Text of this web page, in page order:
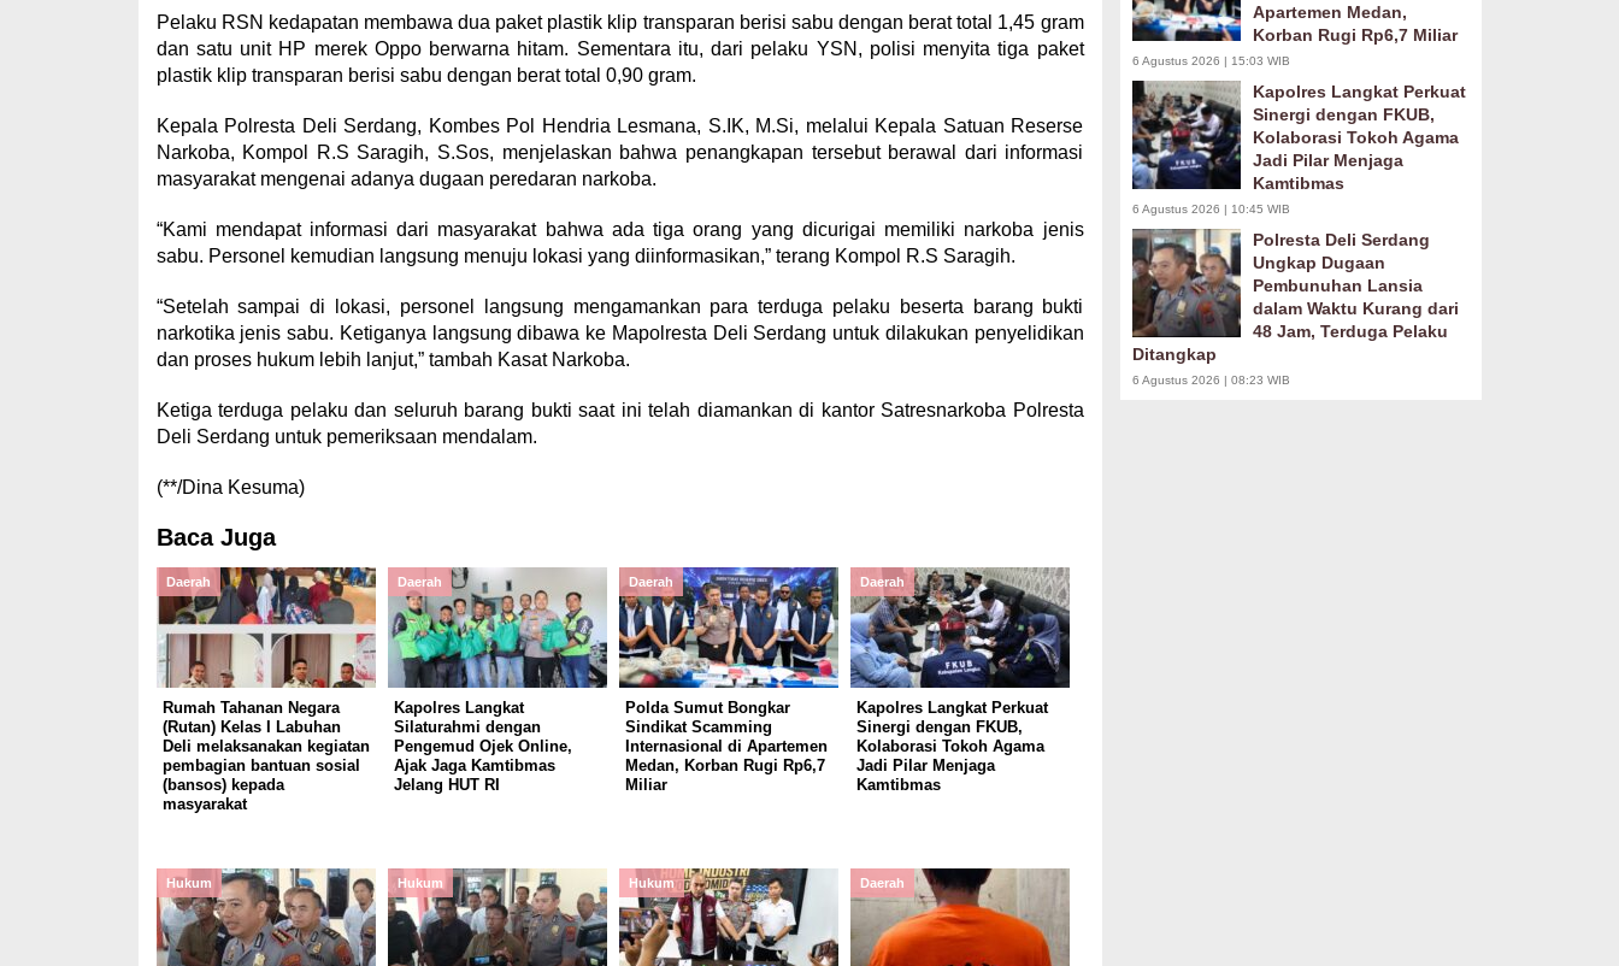
Pelaku RSN kedapatan membawa dua paket plastik klip transparan berisi sabu dengan berat total 1,45 gram
dan satu unit HP merek Oppo berwarna hitam. Sementara itu, dari pelaku YSN, polisi menyita tiga paket
plastik klip transparan berisi sabu dengan berat total 0,90 gram.
Kepala Polresta Deli Serdang, Kombes Pol Hendria Lesmana, S.IK, M.Si, melalui Kepala Satuan Reserse
Narkoba, Kompol R.S Saragih, S.Sos, menjelaskan bahwa penangkapan tersebut berawal dari informasi
masyarakat mengenai adanya dugaan peredaran narkoba.
“Kami mendapat informasi dari masyarakat bahwa ada tiga orang yang dicurigai memiliki narkoba jenis
sabu. Personel kemudian langsung menuju lokasi yang diinformasikan,” terang Kompol R.S Saragih.
“Setelah sampai di lokasi, personel langsung mengamankan para terduga pelaku beserta barang bukti
narkotika jenis sabu. Ketiganya langsung dibawa ke Mapolresta Deli Serdang untuk dilakukan penyelidikan
dan proses hukum lebih lanjut,” tambah Kasat Narkoba.
Ketiga terduga pelaku dan seluruh barang bukti saat ini telah diamankan di kantor Satresnarkoba Polresta
Deli Serdang untuk pemeriksaan mendalam.
(**/Dina Kesuma)
Baca Juga
Daerah
Rumah Tahanan Negara
(Rutan) Kelas I Labuhan
Deli melaksanakan kegiatan
pembagian bantuan sosial
(bansos) kepada
masyarakat
Daerah
Kapolres Langkat
Silaturahmi dengan
Pengemud Ojek Online,
Ajak Jaga Kamtibmas
Jelang HUT RI
Daerah
Polda Sumut Bongkar
Sindikat Scamming
Internasional di Apartemen
Medan, Korban Rugi Rp6,7
Miliar
Daerah
Kapolres Langkat Perkuat
Sinergi dengan FKUB,
Kolaborasi Tokoh Agama
Jadi Pilar Menjaga
Kamtibmas
Hukum Hukum Hukum Daerah
Apartemen Medan,
Korban Rugi Rp6,7 Miliar
6 Agustus 2026 | 15:03 WIB
Kapolres Langkat Perkuat
Sinergi dengan FKUB,
Kolaborasi Tokoh Agama
Jadi Pilar Menjaga
Kamtibmas
6 Agustus 2026 | 10:45 WIB
Polresta Deli Serdang
Ungkap Dugaan
Pembunuhan Lansia
dalam Waktu Kurang dari
48 Jam, Terduga Pelaku
Ditangkap
6 Agustus 2026 | 08:23 WIB